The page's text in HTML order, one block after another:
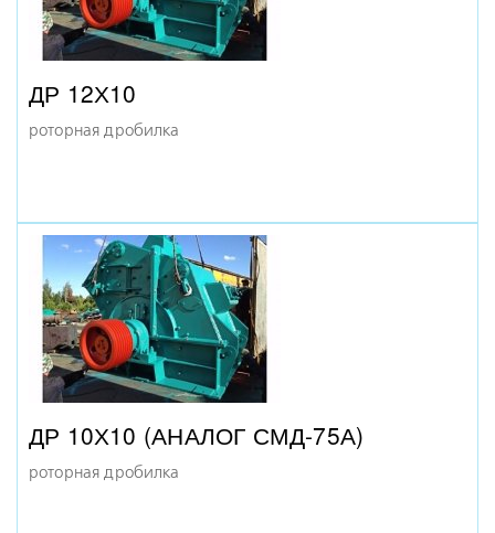
КМД-2200 Т
конусная дробилка
КМД-2200 ГР
конусная дробилка
ДР 12Х10
роторная дробилка
ДР 10Х10 (АНАЛОГ СМД-75А)
роторная дробилка